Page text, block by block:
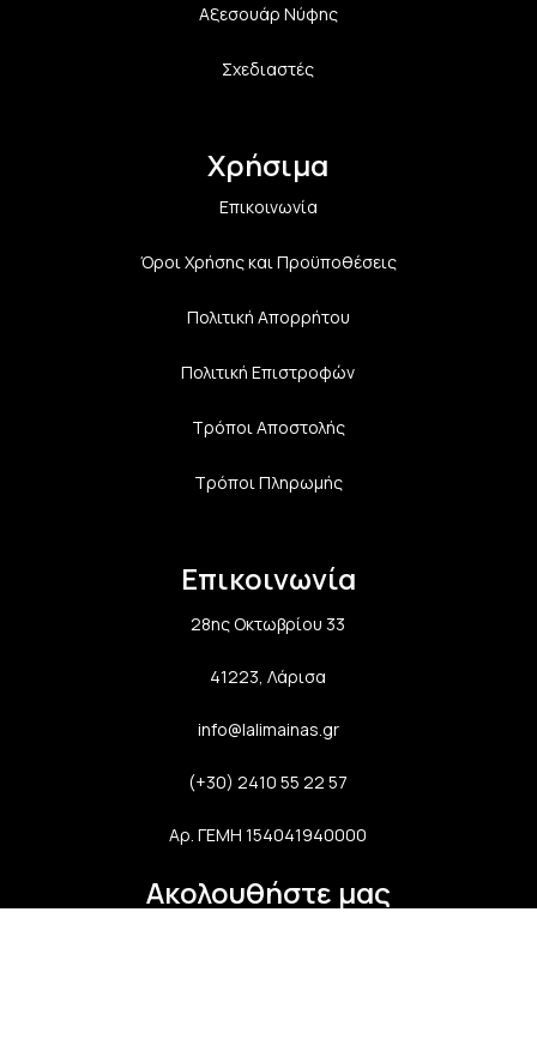
Αξεσουάρ Νύφης
Σχεδιαστές
Χρήσιμα
Επικοινωνία
Όροι Χρήσης και Προϋποθέσεις
Πολιτική Aπορρήτου
Πολιτική Επιστροφών
Τρόποι Αποστολής
Τρόποι Πληρωμής
Επικοινωνία
28ης Οκτωβρίου 33
41223, Λάρισα
info@lalimainas.gr
(+30) 2410 55 22 57
Αρ. ΓΕΜΗ 154041940000
Ακολουθήστε μας